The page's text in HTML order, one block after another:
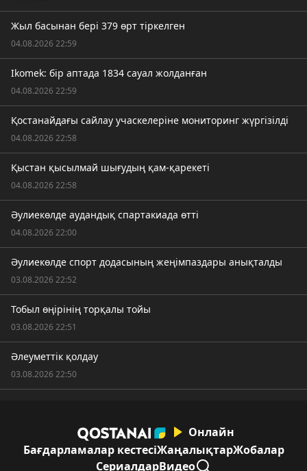
Жыл басынан бері 379 өрт тіркелген
04.08.2026 22:59
Ikomek: бір аптада 1834 сауал жолданған
04.08.2026 22:59
Қостанайдағы сайлау учаскелеріне мониторинг жүргізілді
04.08.2026 22:58
Қыстан қысылмай шығудың қам-қарекеті
04.08.2026 22:58
Әулиекөлде аудандық спартакиада өтті
04.08.2026 22:00
Әулиекөлде спорт додасының жеңімпаздары анықталды
03.08.2026 22:52
Тобыл өңірінің торқалы тойы
03.08.2026 22:51
Әлеуметтік қолдау
03.08.2026 22:50
Онлайн
Бағдарламалар кестесіЖаңалықтарЖобалар
СериалдарВидео